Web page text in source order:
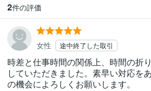
2件の評価
女性 途中終了した取引
時差と仕事時間の関係上、時間の折
していただきました。素早い対応を
の機会によろしくお願いします。